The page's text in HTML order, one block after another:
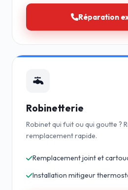
Réparation
Robinetterie
Robinet qui fuit ou qui goutte ?
remplacement rapide.
Remplacement joint et
Installation mitigeur